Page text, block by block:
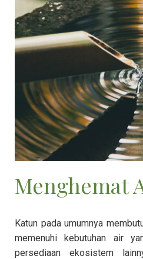
Menghemat
Katun pada umumnya
memenuhi kebutuhan air
persediaan ekosistem